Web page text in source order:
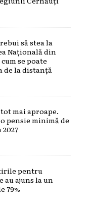
să stea la
Națională din
se poate
de la distanță
mai aproape.
pensie minimă de
pentru
au ajuns la un
79%